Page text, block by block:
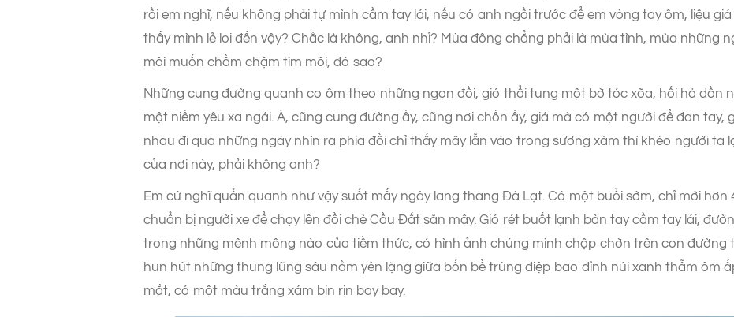
rồi em nghĩ, nếu không phải tự mình cầm tay lái, nếu có anh ngồi trước để em vòng tay ôm, liệu
thấy mình lẻ loi đến vậy? Chắc là không, anh nhỉ? Mùa đông chẳng phải là mùa tình, mùa những
môi muốn chầm chậm tìm môi, đó sao?
Những cung đường quanh co ôm theo những ngọn đồi, gió thổi tung một bờ tóc xõa, hối hả dồn
một niềm yêu xa ngái. À, cũng cung đường ấy, cũng nơi chốn ấy, giá mà có một người để đan tay,
nhau đi qua những ngày nhìn ra phía đồi chỉ thấy mây lẫn vào trong sương xám thì khéo người ta
của nơi này, phải không anh?
Em cứ nghĩ quẩn quanh như vậy suốt mấy ngày lang thang Đà Lạt. Có một buổi sớm, chỉ mới hơn
chuẩn bị người xe để chạy lên đồi chè Cầu Đất săn mây. Gió rét buốt lạnh bàn tay cầm tay lái,
trong những mênh mông nào của tiềm thức, có hình ảnh chúng mình chập chờn trên con đường
hun hút những thung lũng sâu nằm yên lặng giữa bốn bề trùng điệp bao đỉnh núi xanh thẫm ôm
mắt, có một màu trắng xám bịn rịn bay bay.